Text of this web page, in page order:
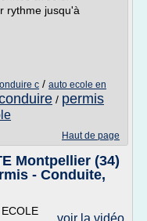
rythme jusqu'à
c / auto ecole en
/ permis
Haut de page
Montpellier (34)
- Conduite,
voir la vidéo